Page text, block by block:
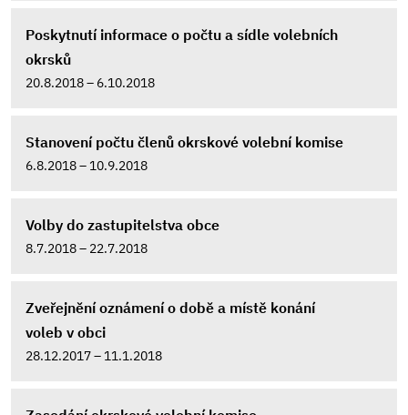
Poskytnutí informace o počtu a sídle volebních
okrsků
20.8.2018 – 6.10.2018
Stanovení počtu členů okrskové volební komise
6.8.2018 – 10.9.2018
Volby do zastupitelstva obce
8.7.2018 – 22.7.2018
Zveřejnění oznámení o době a místě konání
voleb v obci
28.12.2017 – 11.1.2018